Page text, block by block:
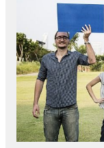
#infographie